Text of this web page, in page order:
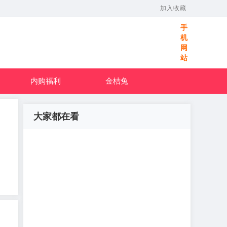
加入收藏
手
机
网
站
内购福利 金桔兔
大家都在看